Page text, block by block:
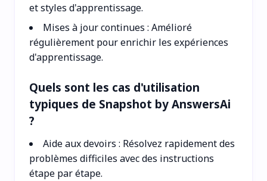
et styles d'apprentissage.
Mises à jour continues : Amélioré
régulièrement pour enrichir les expériences
d'apprentissage.
Quels sont les cas d'utilisation
typiques de Snapshot by AnswersAi
?
Aide aux devoirs : Résolvez rapidement des
problèmes difficiles avec des instructions
étape par étape.